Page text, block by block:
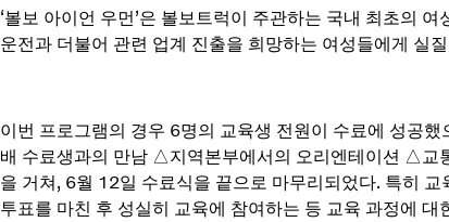
‘볼보 아이언 우먼’은 볼보트럭이 주관하는 국내 최초의
운전과 더불어 관련 업계 진출을 희망하는 여성들에게 실
이번 프로그램의 경우 6명의 교육생 전원이 수료에 성공
배 수료생과의 만남 △지역본부에서의 오리엔테이션 △교
을 거쳐, 6월 12일 수료식을 끝으로 마무리되었다. 특히
투표를 마친 후 성실히 교육에 참여하는 등 교육 과정에 대